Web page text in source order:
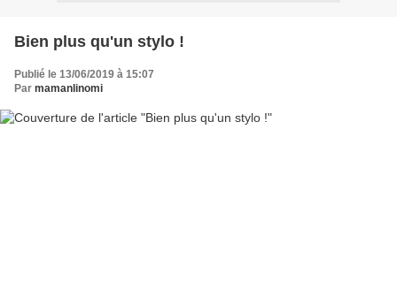
Bien plus qu'un stylo !
Publié le 13/06/2019 à 15:07
Par mamanlinomi